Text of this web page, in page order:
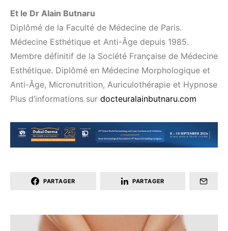
Et le Dr Alain Butnaru
Diplômé de la Faculté de Médecine de Paris.
Médecine Esthétique et Anti-Âge depuis 1985.
Membre définitif de la Société Française de Médecine
Esthétique. Diplômé en Médecine Morphologique et
Anti-Âge, Micronutrition, Auriculothérapie et Hypnose
Plus d’informations sur docteuralainbutnaru.com
PARTAGER PARTAGER